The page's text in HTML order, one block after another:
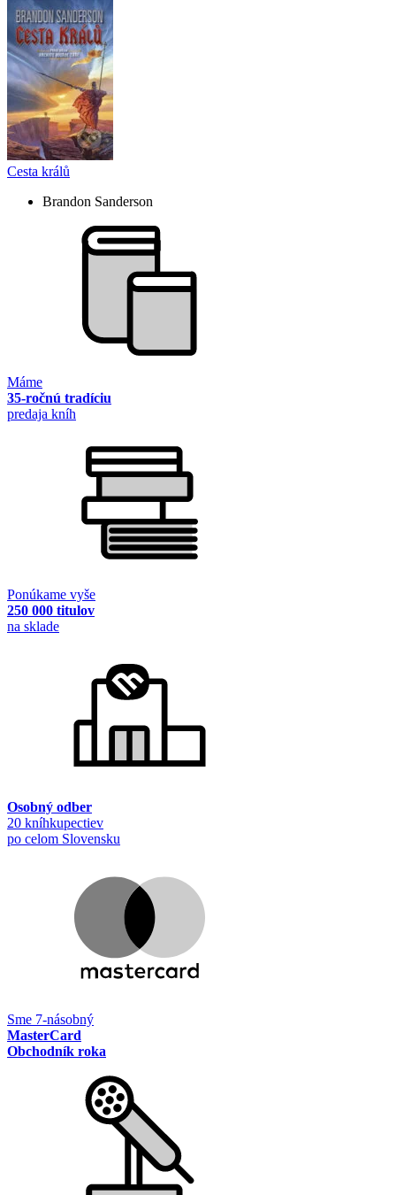
Cesta králů
Brandon Sanderson
Máme
35-ročnú tradíciu
predaja kníh
Ponúkame vyše
250 000 titulov
na sklade
Osobný odber
20 kníhkupectiev
po celom Slovensku
Sme 7-násobný
MasterCard
Obchodník roka